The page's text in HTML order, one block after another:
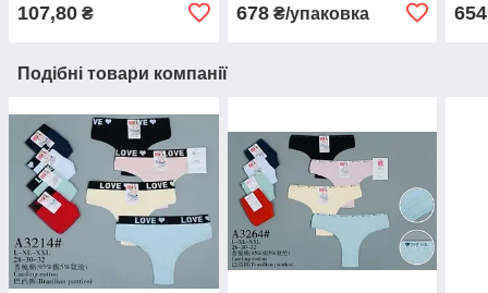
107,80 ₴ 678₴/упаковка 654
Подібні товари компанії